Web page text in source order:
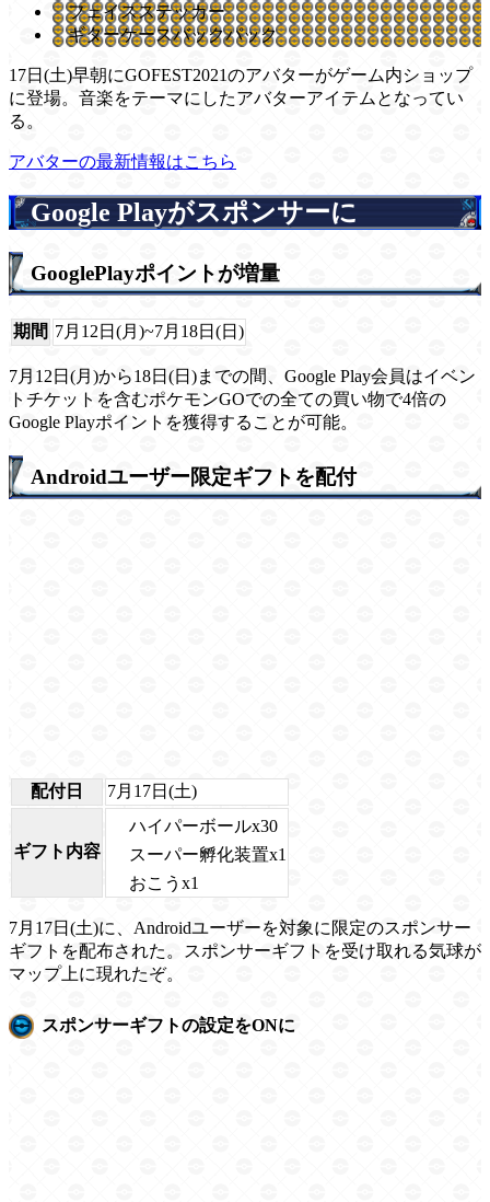
フェイスステッカー
ギターケースバックパック
17日(土)早朝にGOFEST2021のアバターがゲーム内ショップ
に登場。音楽をテーマにしたアバターアイテムとなってい
る。
アバターの最新情報はこちら
Google Playがスポンサーに
GooglePlayポイントが増量
期間 7月12日(月)~7月18日(日)
7月12日(月)から18日(日)までの間、Google Play会員はイベン
トチケットを含むポケモンGOでの全ての買い物で4倍の
Google Playポイントを獲得することが可能。
Androidユーザー限定ギフトを配付
配付日 7月17日(土)
ギフト内容
ハイパーボールx30
スーパー孵化装置x1
おこうx1
7月17日(土)に、Androidユーザーを対象に限定のスポンサー
ギフトを配布された。スポンサーギフトを受け取れる気球が
マップ上に現れたぞ。
スポンサーギフトの設定をONに